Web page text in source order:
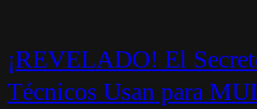
¡REVELADO! El
Técnicos Usan para